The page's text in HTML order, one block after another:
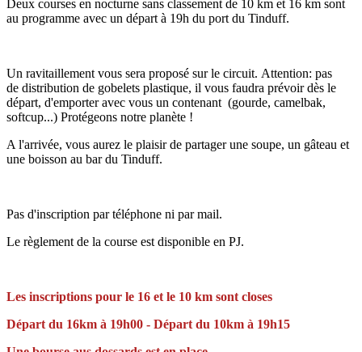
Deux courses en nocturne sans classement de 10 km et 16 km sont
au programme avec un départ à 19h du port du Tinduff.
Un ravitaillement vous sera proposé sur le circuit. Attention: pas
de distribution de gobelets plastique, il vous faudra prévoir dès le
départ, d'emporter avec vous un contenant (gourde, camelbak,
softcup...) Protégeons notre planète !
A l'arrivée, vous aurez le plaisir de partager une soupe, un gâteau et
une boisson au bar du Tinduff.
Pas d'inscription par téléphone ni par mail.
Le règlement de la course est disponible en PJ.
Les inscriptions pour le 16 et le 10 km sont closes
Départ du 16km à 19h00 - Départ du 10km à 19h15